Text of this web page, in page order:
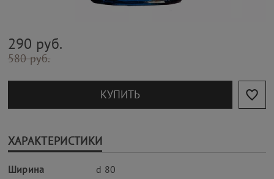
290 руб.
580 руб.
КУПИТЬ
ХАРАКТЕРИСТИКИ
Ширина
d 80